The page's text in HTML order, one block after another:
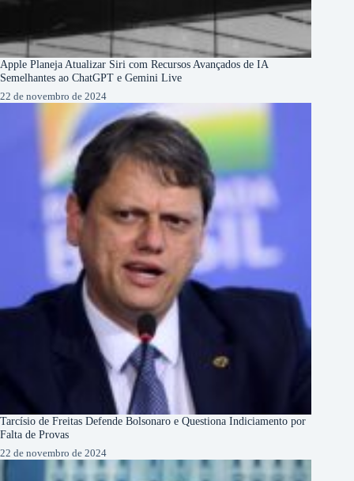
Apple Planeja Atualizar Siri com Recursos Avançados de IA
Semelhantes ao ChatGPT e Gemini Live
22 de novembro de 2024
Tarcísio de Freitas Defende Bolsonaro e Questiona Indiciamento por
Falta de Provas
22 de novembro de 2024